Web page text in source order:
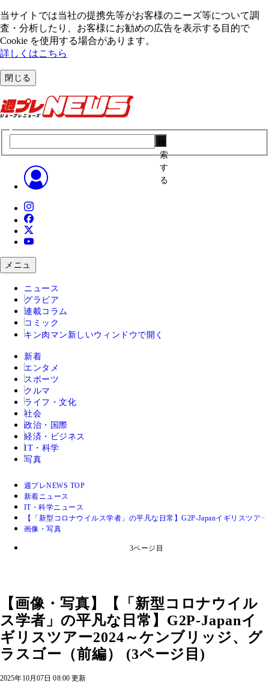
当サイトでは当社の提携先等がお客様のニーズ等について調
査・分析したり、お客様にお勧めの広告を表⽰する⽬的で
Cookie を使⽤する場合があります。
詳しくはこちら
閉じる
索
す
る
メニュ
ニュース
グラビア
連載コラム
コミック
キン肉マン 新しいウィンドウで開く
新着
エンタメ
スポーツ
クルマ
ライフ・文化
社会
政治・国際
経済・ビジネス
IT・科学
写真
週プレNEWS TOP
新着ニュース
IT・科学ニュース
【「新型コロナウイルス学者」の平凡な日常】G2P-Japanイギリスツア
画像・写真
3ページ目
【画像・写真】【「新型コロナウイル
ス学者」の平凡な日常】G2P-Japanイ
ギリスツアー2024～ケンブリッジ、グ
ラスゴー（前編） (3ページ目)
2025年10月07日 08:00 更新